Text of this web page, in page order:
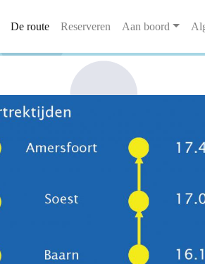
De route Reserveren Aan boord